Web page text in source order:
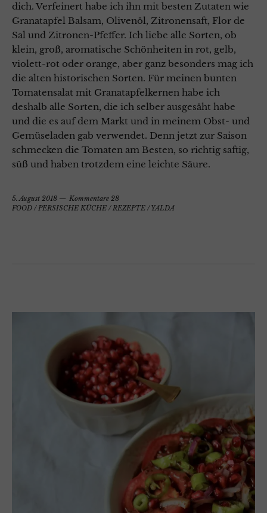
dich. Verfeinert habe ich ihn mit besten Zutaten wie
Granatapfel Balsam, Olivenöl, Zitronensaft, Flor de
Sal und Zitronen-Pfeffer. Ich liebe alle Sorten, ob
klein, groß, aromatische Schönheiten in rot, gelb,
violett-rot oder orange, aber ganz besonders mag ich
die alten historischen Sorten. Für meinen bunten
Tomatensalat mit Granatapfelkernen habe ich
deshalb alle Sorten, die ich selber ausgesäht habe
und die es auf dem Markt und in meinem Obst- und
Gemüseladen gab verwendet. Denn jetzt zur Saison
schmecken die Tomaten am Besten, so richtig saftig,
süß und haben trotzdem eine leichte Säure.
5. August 2018
Kommentare 28
FOOD /PERSISCHE KÜCHE /REZEPTE /YALDA